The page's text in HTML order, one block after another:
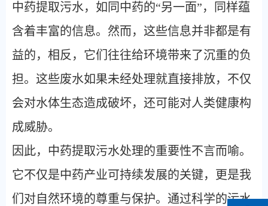
中药提取污水，如同中药的“另一面”，同样蕴
含着丰富的信息。然而，这些信息并非都是有
益的，相反，它们往往给环境带来了沉重的负
担。这些废水如果未经处理就直接排放，不仅
会对水体生态造成破坏，还可能对人类健康构
成威胁。
因此，中药提取污水处理的重要性不言而喻。
它不仅是中药产业可持续发展的关键，更是我
们对自然环境的尊重与保护。通过科学的污水